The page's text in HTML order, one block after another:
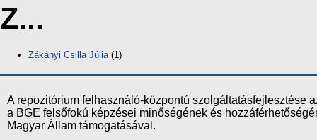
Z...
Zákányi Csilla Júlia (1)
A repozitórium felhasználó-központú szolgáltatásfejlesztése
a BGE felsőfokú képzései minőségének és
Magyar Állam támogatásával.